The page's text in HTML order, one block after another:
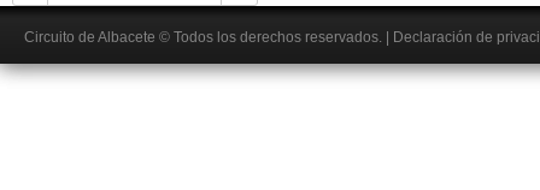
Circuito de Albacete © Todos los derechos reservados. Declaración de